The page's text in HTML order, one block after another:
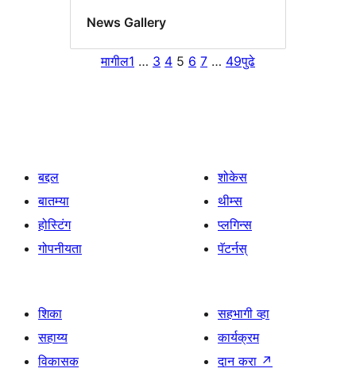
News Gallery
मागील1 … 3 4 5 6 7 … 49पुढे
बद्दल
बातम्या
होस्टिंग
गोपनीयता
शोकेस
थीम्स
प्लगिन्स
पॅटर्नस्
शिका
सहाय्य
विकासक
सहभागी व्हा
कार्यक्रम
दान करा ↗